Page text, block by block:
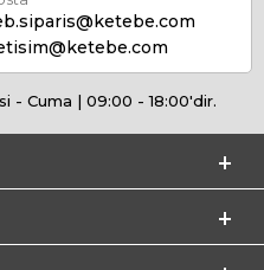
- Cuma | 09:00 - 18:00'dir.